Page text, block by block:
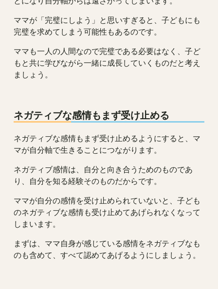
ママが「完璧にしよう」と思いすぎると、子どもにも
完璧を求めてしまう可能性もあるのです。
ママも一人の人間なので完璧である必要はなく、子ど
もと共に学びながら一緒に成長していくものだと考え
ましょう。
ネガティブな感情もまず受け止める
ネガティブな感情もまず受け止めるようにすると、マ
マが自分軸で生きることにつながります。
ネガティブ感情は、自分と向き合うためのものであ
り、自分を知る経験そのものだからです。
ママが自分の感情を受け止められていないと、子ども
のネガティブな感情も受け止めてあげられなくなって
しまいます。
まずは、ママ自身が感じている感情をネガティブなも
のも含めて、すべて認めてあげるようにしましょう。